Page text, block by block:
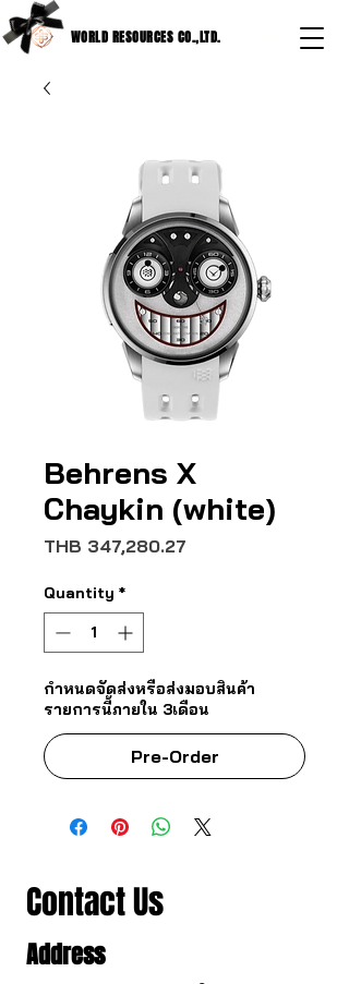
WORLD RESOURCES CO.,LTD.
Behrens X
Chaykin (white)
THB 347,280.27
Quantity *
กำหนดจัดส่งหรือส่งมอบสินค้า
รายการนี้ภายใน 3เดือน
Pre-Order
Contact Us
Address